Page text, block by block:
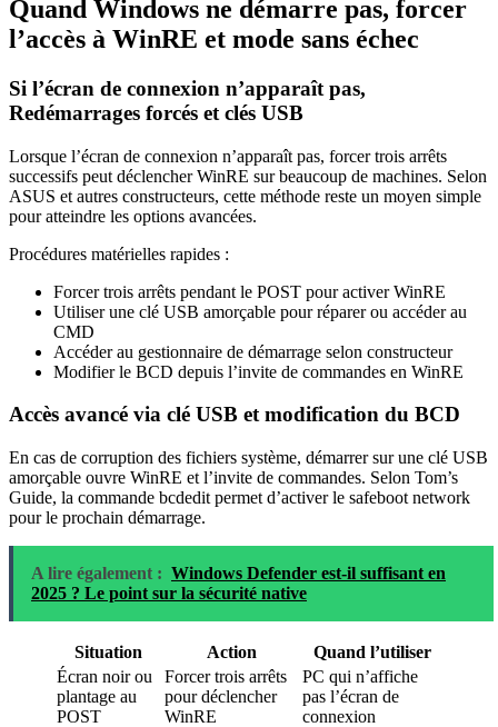
Quand Windows ne démarre pas, forcer
l’accès à WinRE et mode sans échec
Si l’écran de connexion n’apparaît pas,
Redémarrages forcés et clés USB
Lorsque l’écran de connexion n’apparaît pas, forcer trois arrêts
successifs peut déclencher WinRE sur beaucoup de machines. Selon
ASUS et autres constructeurs, cette méthode reste un moyen simple
pour atteindre les options avancées.
Procédures matérielles rapides :
Forcer trois arrêts pendant le POST pour activer WinRE
Utiliser une clé USB amorçable pour réparer ou accéder au
CMD
Accéder au gestionnaire de démarrage selon constructeur
Modifier le BCD depuis l’invite de commandes en WinRE
Accès avancé via clé USB et modification du BCD
En cas de corruption des fichiers système, démarrer sur une clé USB
amorçable ouvre WinRE et l’invite de commandes. Selon Tom’s
Guide, la commande bcdedit permet d’activer le safeboot network
pour le prochain démarrage.
A lire également : Windows Defender est-il suffisant en
2025 ? Le point sur la sécurité native
Situation Action
Quand l’utiliser
Écran noir ou
plantage au
POST
Forcer trois arrêts
pour déclencher
WinRE
PC qui n’affiche
pas l’écran de
connexion